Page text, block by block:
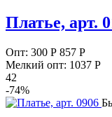
Платье, арт.
Опт: 300 Р 857 Р
Мелкий опт: 1037 Р
42
-74%